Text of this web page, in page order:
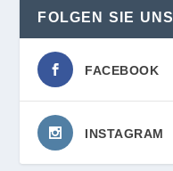
FOLGEN SIE UNS
FACEBOOK
INSTAGRAM